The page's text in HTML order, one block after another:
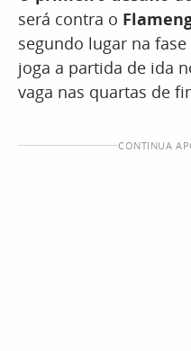
será contra o
segundo lugar na
joga a partida de ida
vaga nas quartas de
CONTINUA